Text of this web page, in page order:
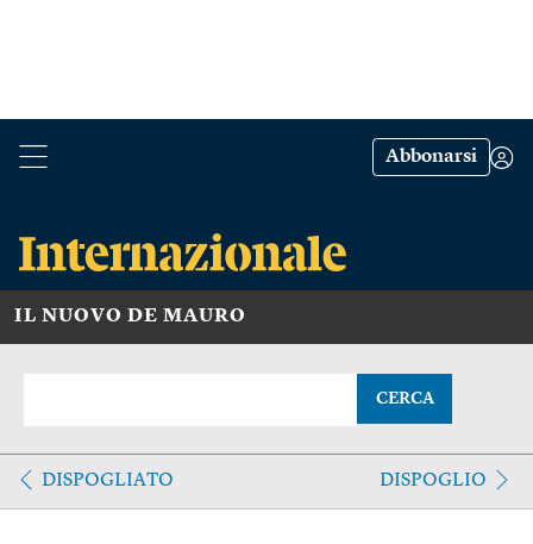
Abbonarsi
IL NUOVO DE MAURO
CERCA
DISPOGLIATO DISPOGLIO